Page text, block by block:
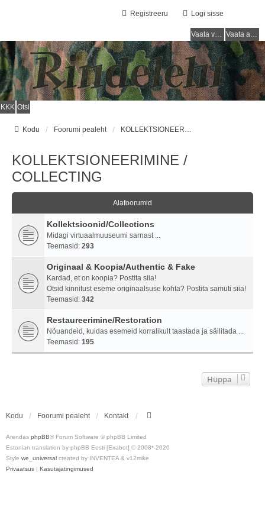
Logi sisse
Registreeru
Vaata vastamata teemasi Vaata aktiivseid teemasid
KKK Otsi
Kodu Foorumi pealeht KOLLEKTSIONEERIMINE / COLLECTING
KOLLEKTSIONEERIMINE /
COLLECTING
Alafoorumid
Kollektsioonid/Collections
Midagi virtuaalmuuseumi sarnast ...
Teemasid: 293
Originaal & Koopia/Authentic & Fake
Kardad, et on koopia? Postita siia!
Otsid kinnitust eseme originaalsuse kohta? Postita samuti siia!
Teemasid: 342
Restaureerimine/Restoration
Nõuandeid, kuidas esemeid korralikult taastada ja säilitada ...
Teemasid: 195
Hüppa
Kodu Foorumi pealeht Kontakt
Arendas phpBB® Forum Software © phpBB Limited
Estonian translation by phpBB Eesti [Exabot] © 2008*-2020
Style we_universal created by INVENTEA & v12mike
Privaatsus | Kasutajatingimused